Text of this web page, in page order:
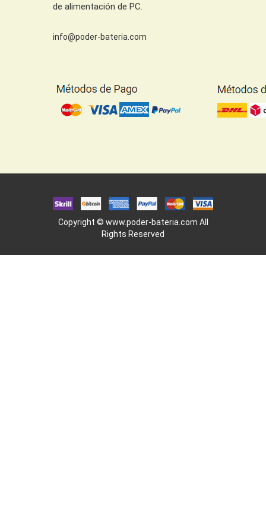
de alimentación de PC.
info@poder-bateria.com
Copyright © www.poder-bateria.com All
Rights Reserved